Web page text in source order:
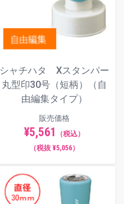
シャチハタ Xスタンパー
丸型印30号（短柄）（自
由編集タイプ）
販売価格
¥5,561
（税込）
（税抜 ¥5,056）